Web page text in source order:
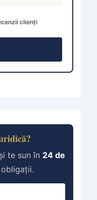
clienți
te sun în 24 de